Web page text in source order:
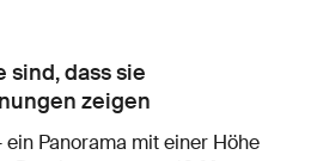
sind, dass sie
zeigen
Panorama mit einer Höhe